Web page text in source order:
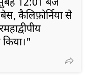
12:01 बजे
कैलिफ़ोर्निया से